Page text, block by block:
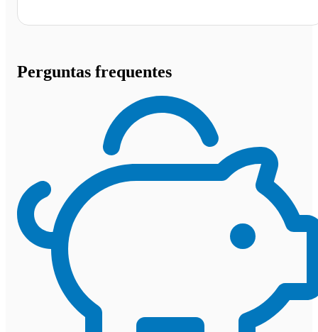
Perguntas frequentes